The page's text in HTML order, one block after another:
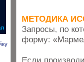
МЕТОДИКА
Запросы, по
форму:
Если